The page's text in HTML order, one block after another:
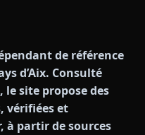
de référence
d’Aix. Consulté
le site propose des
vérifiées et
à partir de sources